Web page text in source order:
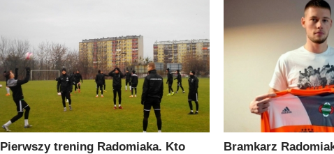
Pierwszy trening Radomiaka. Kto
Bramkarz